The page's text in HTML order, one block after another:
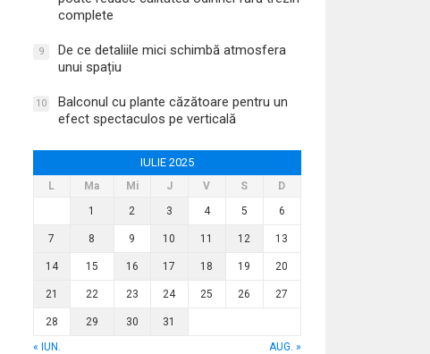
complete
9
De ce detaliile mici schimbă atmosfera
unui spațiu
10
Balconul cu plante căzătoare pentru un
efect spectaculos pe verticală
IULIE 2025
L Ma Mi J V S
D
1
2 3 4 5 6
7 8 9 10 11 12 13
14 15 16 17 18 19 20
21 22 23 24 25 26 27
28 29 30
31
« IUN.
AUG. »